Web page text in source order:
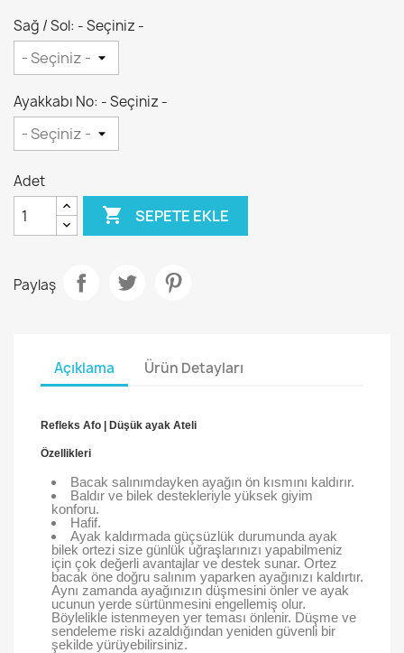
Sağ / Sol: - Seçiniz -
Ayakkabı No: - Seçiniz -
Adet
 SEPETE EKLE
Paylaş
Açıklama Ürün Detayları
Refleks Afo | Düşük ayak Ateli
Özellikleri
Bacak salınımdayken ayağın ön kısmını kaldırır.
Baldır ve bilek destekleriyle yüksek giyim
konforu.
Hafif.
Ayak kaldırmada güçsüzlük durumunda ayak
bilek ortezi size günlük uğraşlarınızı yapabilmeniz
için çok değerli avantajlar ve destek sunar. Ortez
bacak öne doğru salınım yaparken ayağınızı kaldırtır.
Aynı zamanda ayağınızın düşmesini önler ve ayak
ucunun yerde sürtünmesini engellemiş olur.
Böylelikle istenmeyen yer teması önlenir. Düşme ve
sendeleme riski azaldığından yeniden güvenli bir
şekilde yürüyebilirsiniz.